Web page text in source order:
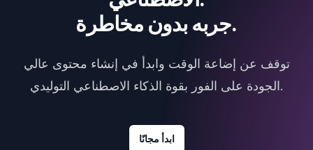
جربه بدون مخاطرة.
توقف عن إضاعة الوقت وابدأ في إنشاء محتوى عالي
الجودة على الفور بقوة الذكاء الاصطناعي التوليدي.
ابدأ مجانًا